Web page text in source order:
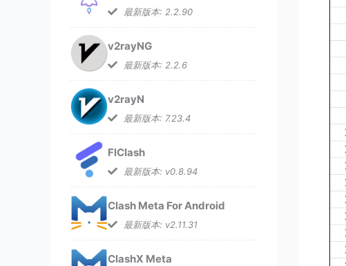
最新版本: 2.2.90
v2rayNG
最新版本: 2.2.6
v2rayN
最新版本: 7.23.4
FlClash
最新版本: v0.8.94
Clash Meta For Android
最新版本: v2.11.31
ClashX Meta